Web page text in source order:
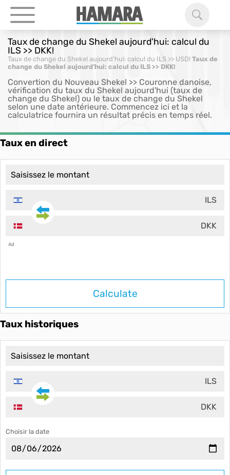
Taux de change du Shekel aujourd'hui: calcul du
ILS >> DKK!
Taux de change du Shekel aujourd’hui: calcul du ILS >> USD! Taux de
change du Shekel aujourd’hui: calcul du ILS >> DKK!
Convertion du Nouveau Shekel >> Couronne danoise,
vérification du taux du Shekel aujourd'hui (taux de
change du Shekel) ou le taux de change du Shekel
selon une date antérieure. Commencez ici et la
calculatrice fournira un résultat précis en temps réel.
Taux en direct
ILS
DKK
Ad
Calculate
Taux historiques
ILS
DKK
Choisir la date